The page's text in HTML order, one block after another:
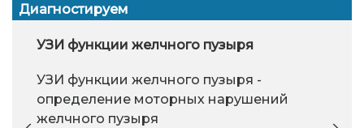
Диагностируем
УЗИ функции желчного пузыря
УЗИ функции желчного пузыря -
определение моторных нарушений
желчного пузыря